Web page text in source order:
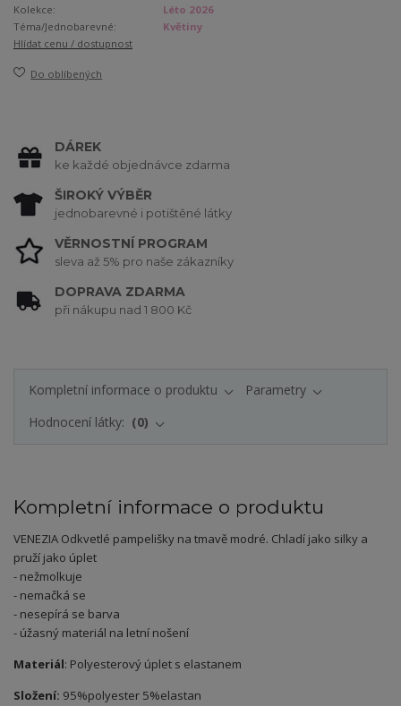
Kolekce:
Léto 2026
Téma/Jednobarevné:
Květiny
Hlídat cenu / dostupnost
Do oblíbených
DÁREK
ke každé objednávce zdarma
ŠIROKÝ VÝBĚR
jednobarevné i potištěné látky
VĚRNOSTNÍ PROGRAM
sleva až 5% pro naše zákazníky
DOPRAVA ZDARMA
při nákupu nad 1 800 Kč
Kompletní informace o produktu
Parametry
Hodnocení látky:
0
Kompletní informace o produktu
VENEZIA Odkvetlé pampelišky na tmavě modré. Chladí jako silky a
pruží jako úplet
- nežmolkuje
- nemačká se
- nesepírá se barva
- úžasný materiál na letní nošení
Materiál: Polyesterový úplet s elastanem
Složení: 95%polyester 5%elastan